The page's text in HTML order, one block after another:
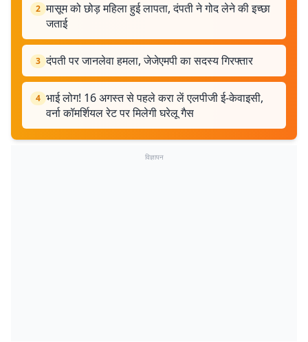
2 मासूम को छोड़ महिला हुई लापता, दंपती ने गोद लेने की इच्छा
जताई
3 दंपती पर जानलेवा हमला, जेजेएमपी का सदस्य गिरफ्तार
4 भाई लोग! 16 अगस्त से पहले करा लें एलपीजी ई-केवाइसी,
वर्ना कॉमर्शियल रेट पर मिलेगी घरेलू गैस
विज्ञापन